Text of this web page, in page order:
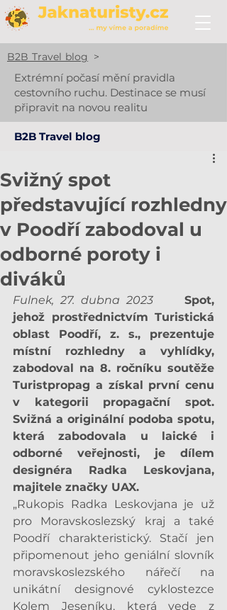
B2B Travel blog >
Extrémní počasí mění pravidla
cestovního ruchu. Destinace se musí
připravit na novou realitu
B2B Travel blog
Svižný spot
představující rozhledny
v Poodří zabodoval u
odborné poroty i
diváků
Fulnek, 27. dubna 2023 Spot,
jehož prostřednictvím Turistická
oblast Poodří, z. s., prezentuje
místní rozhledny a vyhlídky,
zabodoval na 8. ročníku soutěže
Turistpropag a získal první cenu
v kategorii propagační spot.
Svižná a originální podoba spotu,
která zabodovala u laické i
odborné veřejnosti, je dílem
designéra Radka Leskovjana,
majitele značky UAX.
„Rukopis Radka Leskovjana je už
pro Moravskoslezský kraj a také
Poodří charakteristický. Stačí jen
připomenout jeho geniální slovník
moravskoslezského nářečí na
unikátní designové cyklostezce
Kolem Jeseníku, která vede z